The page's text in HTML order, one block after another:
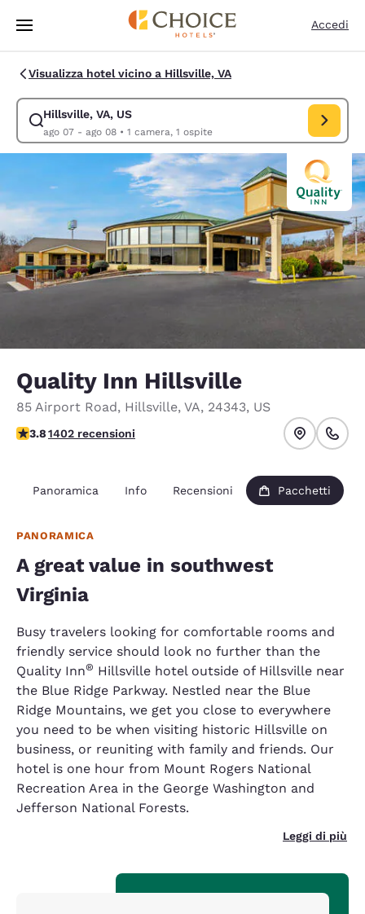
Vai A Contenuto Principale
Accedi
Visualizza hotel vicino a Hillsville, VA
Hillsville, VA, US
ago 07 - ago 08• 1 camera, 1 ospite
Modifica la ricerca per Hillsville, VA, US. Data di check-in ago 07, data
Quality Inn Hillsville
85 Airport Road, Hillsville, VA, 24343, US
Valutazione di 3.8 stelle. Buono.
3.81402 recensioni
Panoramica Info Recensioni Pacchetti
PANORAMICA
A great value in southwest
Virginia
Busy travelers looking for comfortable rooms and
friendly service should look no further than the
Quality Inn® Hillsville hotel outside of Hillsville near
the Blue Ridge Parkway. Nestled near the Blue
Ridge Mountains, we get you close to everywhere
you need to be when visiting historic Hillsville on
business, or reuniting with family and friends. Our
hotel is one hour from Mount Rogers National
Recreation Area in the George Washington and
Jefferson National Forests.
Leggi di più